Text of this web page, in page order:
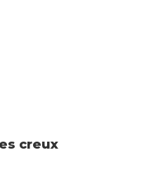
creux